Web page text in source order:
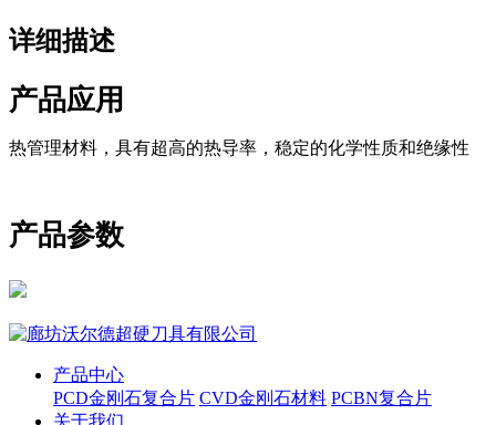
详细描述
产品应用
热管理材料，具有超高的热导率，稳定的化学性质和绝缘性
产品参数
产品中心
PCD金刚石复合片 CVD金刚石材料 PCBN复合片